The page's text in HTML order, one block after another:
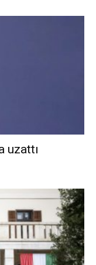
uzattı